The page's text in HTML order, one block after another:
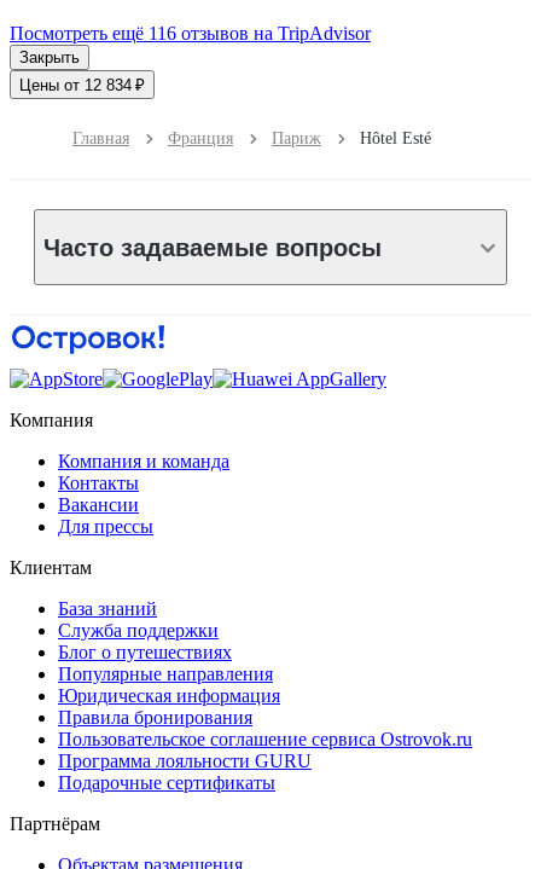
Посмотреть ещё 116 отзывов на TripAdvisor
Закрыть
Цены от 12 834 ₽
Главная Франция Париж Hôtel Esté
Часто задаваемые вопросы
Компания
Компания и команда
Контакты
Вакансии
Для прессы
Клиентам
База знаний
Служба поддержки
Блог о путешествиях
Популярные направления
Юридическая информация
Правила бронирования
Пользовательское соглашение сервиса Ostrovok.ru
Программа лояльности GURU
Подарочные сертификаты
Партнёрам